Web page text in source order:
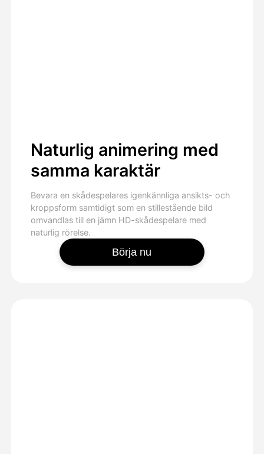
Naturlig animering med
samma karaktär
Bevara en skådespelares igenkännliga ansikts- och
kroppsform samtidigt som en stillestående bild
omvandlas till en jämn HD-skådespelare med
naturlig rörelse.
Börja nu